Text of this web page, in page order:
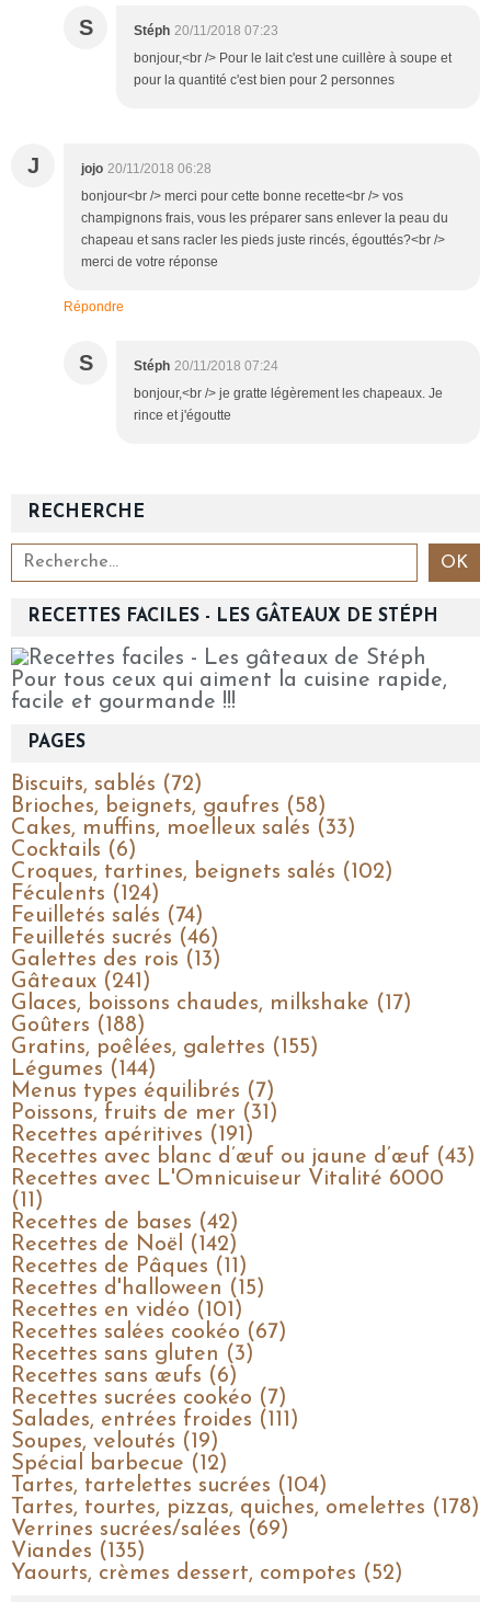
S Stéph 20/11/2018 07:23
bonjour,<br /> Pour le lait c'est une cuillère à soupe et
pour la quantité c'est bien pour 2 personnes
J jojo 20/11/2018 06:28
bonjour<br /> merci pour cette bonne recette<br /> vos
champignons frais, vous les préparer sans enlever la peau du
chapeau et sans racler les pieds juste rincés, égouttés?<br />
merci de votre réponse
Répondre
S Stéph 20/11/2018 07:24
bonjour,<br /> je gratte légèrement les chapeaux. Je
rince et j'égoutte
RECHERCHE
RECETTES FACILES - LES GÂTEAUX DE STÉPH
Pour tous ceux qui aiment la cuisine rapide,
facile et gourmande !!!
PAGES
Biscuits, sablés (72)
Brioches, beignets, gaufres (58)
Cakes, muffins, moelleux salés (33)
Cocktails (6)
Croques, tartines, beignets salés (102)
Féculents (124)
Feuilletés salés (74)
Feuilletés sucrés (46)
Galettes des rois (13)
Gâteaux (241)
Glaces, boissons chaudes, milkshake (17)
Goûters (188)
Gratins, poêlées, galettes (155)
Légumes (144)
Menus types équilibrés (7)
Poissons, fruits de mer (31)
Recettes apéritives (191)
Recettes avec blanc d’œuf ou jaune d’œuf (43)
Recettes avec L'Omnicuiseur Vitalité 6000
(11)
Recettes de bases (42)
Recettes de Noël (142)
Recettes de Pâques (11)
Recettes d'halloween (15)
Recettes en vidéo (101)
Recettes salées cookéo (67)
Recettes sans gluten (3)
Recettes sans œufs (6)
Recettes sucrées cookéo (7)
Salades, entrées froides (111)
Soupes, veloutés (19)
Spécial barbecue (12)
Tartes, tartelettes sucrées (104)
Tartes, tourtes, pizzas, quiches, omelettes (178)
Verrines sucrées/salées (69)
Viandes (135)
Yaourts, crèmes dessert, compotes (52)